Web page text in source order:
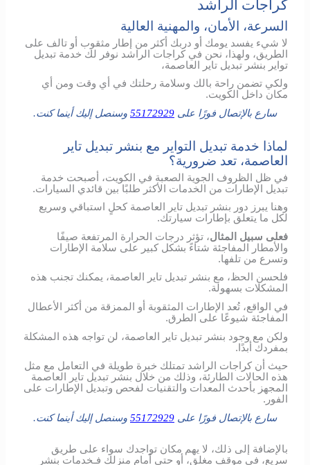
كراجات الراشد
السرعة، الأمان، والمهنية العالية
لا شيء يفسد يومك أو دربك أكثر من إطار مثقوب أو تالف على
الطريق، ولهذا، نحن في كراجات الراشد نوفر لك خدمة تبديل
تواير بنشر تبديل تاير العاصمة،
ولكي تضمن راحة بالك وسلامة رحلتك في أي وقت ومن أي
مكان داخل الكويت.
سارع بالإتصال فورًا على 55172929 وسنصل إليك أينما كنت.
لماذا خدمة تبديل التواير مع بنشر تبديل تاير
العاصمة، تعد ضرورية؟
في ظل الظروف الجوية الصعبة في الكويت، أصبحت خدمة
تبديل الإطارات من الخدمات الأكثر طلبًا بين قائدي السيارات.
وهنا يبرز دور بنشر تبديل تاير العاصمة كحلٍ استباقي وسريع
لكل ما يتعلق بإطارات سيارتك.
فعلى سبيل المثال، تؤثر درجات الحرارة المرتفعة صيفًا
والأمطار المفاجئة شتاءً بشكل كبير على سلامة الإطارات
وتسرع من تلفها.
فلحسن الحظ، مع بنشر تبديل تاير العاصمة، يمكنك تجنب هذه
المشكلات بسهولة.
في الواقع، تُعد الإطارات المثقوبة أو الممزقة من أكثر الأعطال
المفاجئة شيوعًا على الطرق.
ولكن مع وجود بنشر تبديل تاير العاصمة، لن تواجه هذه المشكلة
بمفردك أبدًا.
حيث أن كراجات الراشد تمتلك خبرة طويلة في التعامل مع مثل
هذه الحالات الطارئة، وذلك من خلال بنشر تبديل تاير العاصمة
المجهز بأحدث المعدات والتقنيات لفحص وتبديل الإطارات على
الفور.
سارع بالإتصال فورًا على 55172929 وسنصل إليك أينما كنت.
بالإضافة إلى ذلك، لا يهم مكان تواجدك سواء على طريق
سريع، في موقف مغلق، أو حتى أمام منزلك فـخدمات بنشر